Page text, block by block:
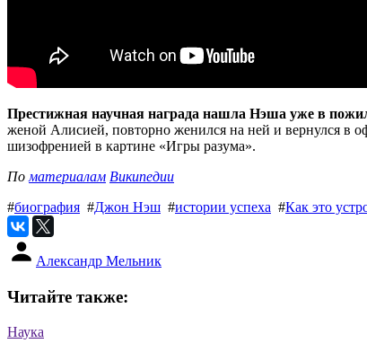
Престижная научная награда нашла Нэша уже в
женой Алисией, повторно женился на ней и вернулся в
шизофренией в картине «Игры разума».
По материалам Википедии
#биография #Джон Нэш #истории успеха #Как это
Александр Мельник
Читайте также:
Наука